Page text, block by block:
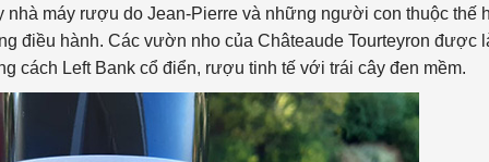
nhà máy rượu do Jean-Pierre và những người con thuộc thế
điều hành. Các vườn nho của Châteaude Tourteyron được
cách Left Bank cổ điển, rượu tinh tế với trái cây đen mềm.